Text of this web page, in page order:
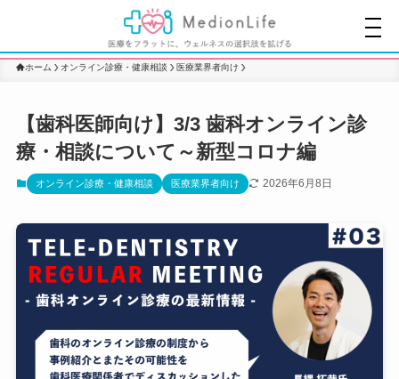
ホーム オンライン診療・健康相談 医療業界者向け
【歯科医師向け】3/3 歯科オンライン診
療・相談について～新型コロナ編
オンライン診療・健康相談 医療業界者向け 2026年6月8日